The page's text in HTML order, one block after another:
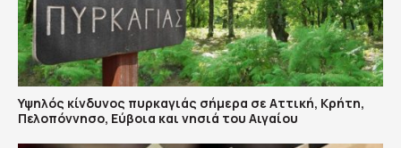
Υψηλός κίνδυνος πυρκαγιάς σήμερα σε Αττική, Κρήτη,
Πελοπόννησο, Εύβοια και νησιά του Αιγαίου